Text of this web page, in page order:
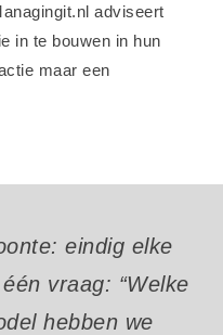
adviseert
in te bouwen in hun
maar een
eindig elke
vraag: “Welke
hebben we